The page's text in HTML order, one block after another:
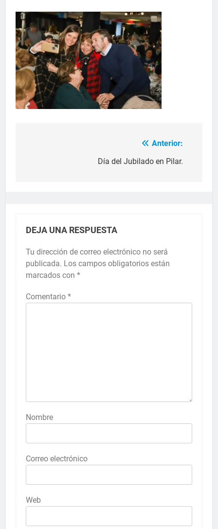
Anterior:
Día del Jubilado en Pilar.
DEJA UNA RESPUESTA
Tu dirección de correo electrónico no será
publicada. Los campos obligatorios están
marcados con *
Comentario *
Nombre
Correo electrónico
Web